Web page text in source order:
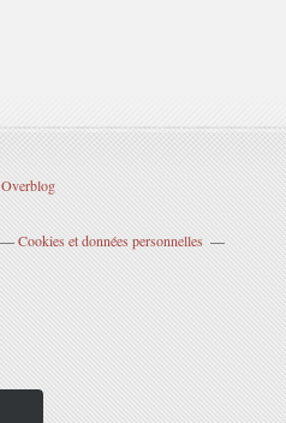
Overblog
Cookies et données personnelles